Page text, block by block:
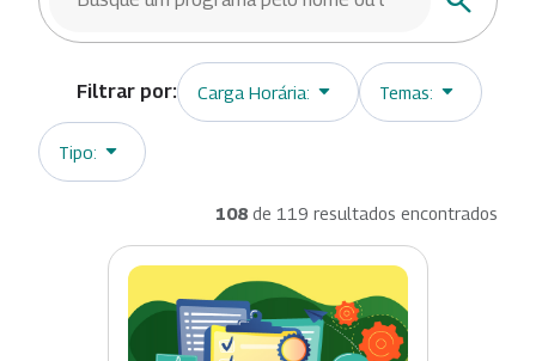
Carga Horária: Temas:
Tipo:
108 de 119 resultados encontrados